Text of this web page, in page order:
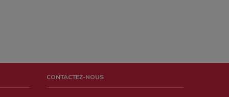
CONTACTEZ-NOUS